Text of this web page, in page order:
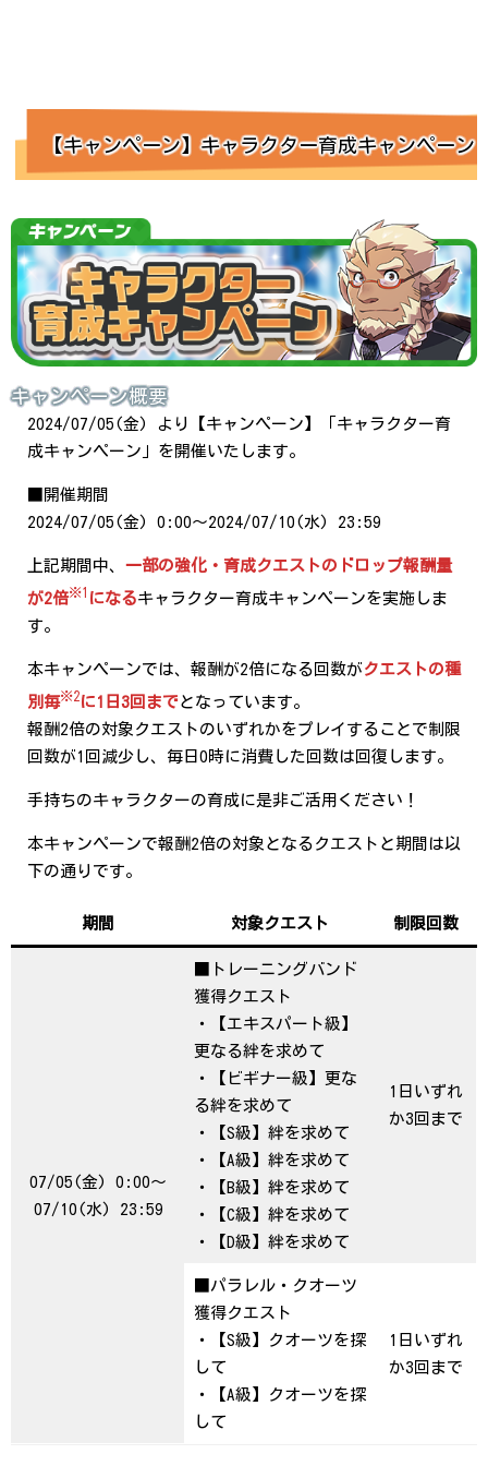
【キャンペーン】キャラクター育成キャンペーン
キャンペーン概要
2024/07/05(金) より【キャンペーン】「キャラクター育
成キャンペーン」を開催いたします。
■開催期間
2024/07/05(金) 0:00～2024/07/10(水) 23:59
上記期間中、 一部の強化・育成クエストのドロップ報酬量
が2倍※1 になるキャラクター育成キャンペーンを実施しま
す。
本キャンペーンでは、報酬が2倍になる回数が クエストの種
別毎※2に1日3回まで となっています。
報酬2倍の対象クエストのいずれかをプレイすることで制限
回数が1回減少し、毎日0時に消費した回数は回復します。
手持ちのキャラクターの育成に是非ご活用ください！
本キャンペーンで報酬2倍の対象となるクエストと期間は以
下の通りです。
期間 対象クエスト 制限回数
07/05(金) 0:00～
07/10(水) 23:59
■トレーニングバンド
獲得クエスト
・【エキスパート級】
更なる絆を求めて
・【ビギナー級】更な
る絆を求めて
・【S級】絆を求めて
・【A級】絆を求めて
・【B級】絆を求めて
・【C級】絆を求めて
・【D級】絆を求めて
1日いずれ
か3回まで
■パラレル・クオーツ
獲得クエスト
・【S級】クオーツを探
して
・【A級】クオーツを探
して
1日いずれ
か3回まで